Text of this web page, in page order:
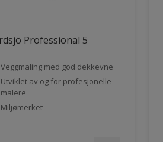
Professional 5
Veggmaling med god dekkevne
Utviklet av og for profesjonelle
malere
Miljømerket